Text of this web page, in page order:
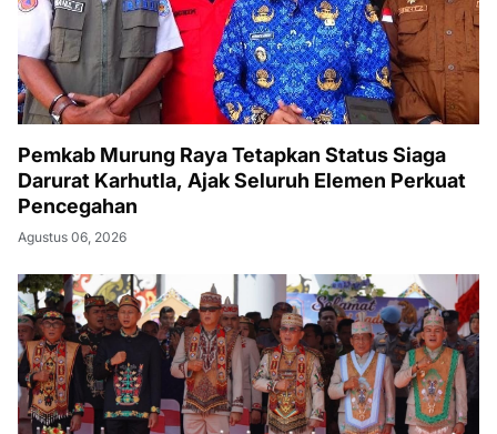
Pemkab Murung Raya Tetapkan Status Siaga
Darurat Karhutla, Ajak Seluruh Elemen Perkuat
Pencegahan
Agustus 06, 2026